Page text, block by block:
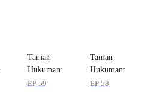
Taman
Hukuman:
Naskah Ini
EP59
Taman
Hukuman:
Naskah Ini
EP58